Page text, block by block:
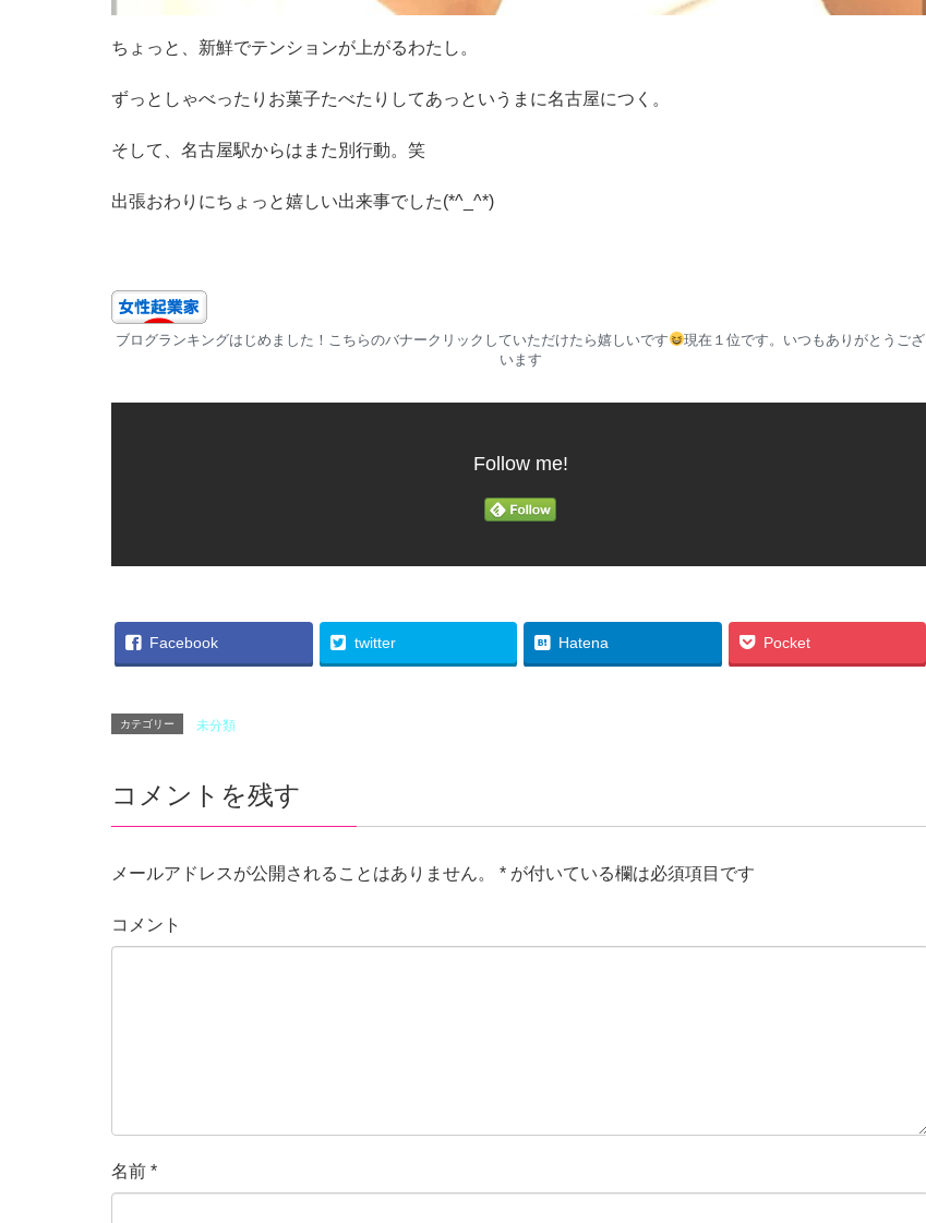
ちょっと、新鮮でテンションが上がるわたし。
ずっとしゃべったりお菓子たべたりしてあっというまに名古屋につく。
そして、名古屋駅からはまた別行動。笑
出張おわりにちょっと嬉しい出来事でした(*^_^*)
ブログランキングはじめました！こちらのバナークリックしていただけたら嬉しいです
現在１位です。いつもありがとうござ
います
Follow me!
Facebook twitter Hatena Pocket
カテゴリー 未分類
コメントを残す
メールアドレスが公開されることはありません。 * が付いている欄は必須項目です
コメント
名前 *